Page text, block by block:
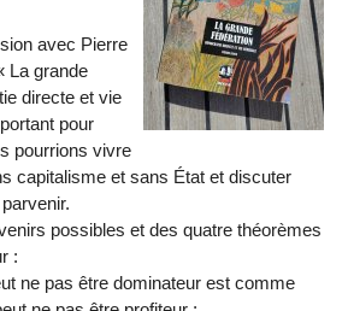
avec Pierre
La grande
directe et vie
pour
pourrions vivre
capitalisme et sans État et discuter
possibles et des quatre théorèmes
:
ne pas être dominateur est comme